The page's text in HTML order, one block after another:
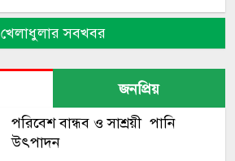
শেষ ওভারের রোমাঞ্চে কিউইদের
হারাল অস্ট্রেলিয়া
বিধ্বংসী সেঞ্চুরিতে রেকর্ডবুকে
তানজিদ তামিম
খেলাধুলার সবখবর
জনপ্রিয়
পরিবেশ বান্ধব ও সাশ্রয়ী পানি
উৎপাদন